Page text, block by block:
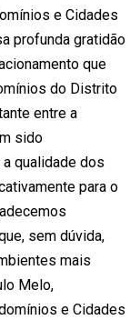
e Cidades
profunda gratidão
que
do Distrito
entre a
sido
qualidade dos
para o
sem dúvida,
mais
Melo,
e Cidades